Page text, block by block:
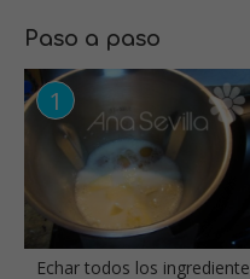
Paso a paso
Echar todos los